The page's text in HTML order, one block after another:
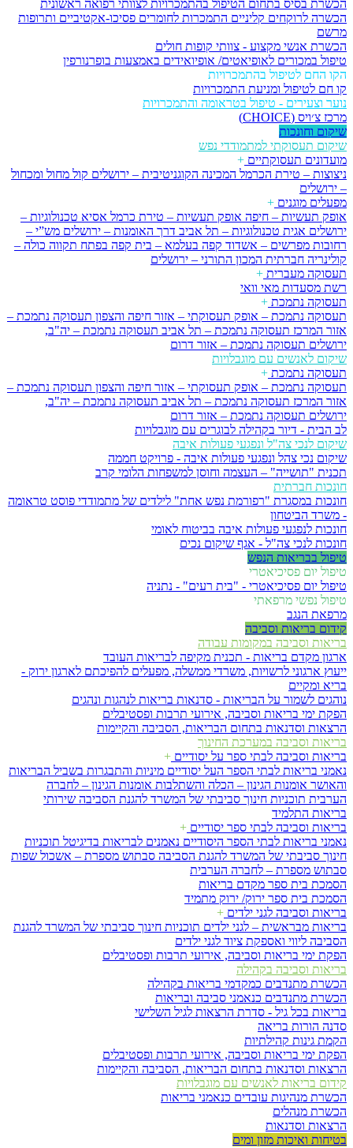
הכשרת בסיס בתחום הטיפול בהתמכרויות לצוותי רפואה ראשונית
הכשרה לרוקחים קליניים התמכרות לחומרים פסיכו-אקטיביים ותרופות
מרשם
הכשרת אנשי מקצוע - צוותי קופות חולים
טיפול במכורים לאופיאטים/ אופיואידים באמצעות בופרנורפין
הקו החם לטיפול בהתמכרויות
קו חם לטיפול ומניעת התמכרויות
נוער וצעירים - טיפול בטראומה והתמכרויות
מרכז צ׳ויס (CHOICE)
שיקום וחונכות
שיקום תעסוקתי למתמודדי נפש
מועדונים תעסוקתיים +
ניצוצות – טירת הכרמל המכינה הקוגניטיבית – ירושלים קול מחול ומכחול
– ירושלים
מפעלים מוגנים +
אופק תעשיות – חיפה אופק תעשיות – טירת כרמל אסיא טכנולוגיות –
ירושלים אגית טכנולוגיות – תל אביב דרך האומנות – ירושלים מש”י –
רחובות מפרשים – אשדוד קפה בעלמא – בית קפה בפתח תקווה כולה –
קולינריה חברתית המכון התורני – ירושלים
תעסוקה מעברית +
רשת מסעדות מאי וואי
תעסוקה נתמכת +
תעסוקה נתמכת – אופק תעסוקתי – אזור חיפה והצפון תעסוקה נתמכת –
אזור המרכז תעסוקה נתמכת – תל אביב תעסוקה נתמכת – יה"ב,
ירושלים תעסוקה נתמכת – אזור דרום
שיקום לאנשים עם מוגבלויות
תעסוקה נתמכת +
תעסוקה נתמכת – אופק תעסוקתי – אזור חיפה והצפון תעסוקה נתמכת –
אזור המרכז תעסוקה נתמכת – תל אביב תעסוקה נתמכת – יה"ב,
ירושלים תעסוקה נתמכת – אזור דרום
לב הבית - דיור בקהילה לבוגרים עם מוגבלויות
שיקום לנכי צה"ל ונפגעי פעולות איבה
שיקום נכי צהל ונפגעי פעולות איבה - פרויקט חממה
תכנית "תושייה" – העצמה וחוסן למשפחות הלומי קרב
חונכות חברתית
חונכות במסגרת "רפורמת נפש אחת" לילדים של מתמודדי פוסט טראומה
- משרד הביטחון
חונכות לנפגעי פעולות איבה בביטוח לאומי
חונכות לנכי צה"ל - אגף שיקום נכים
טיפול בבריאות הנפש
טיפול יום פסיכיאטרי
טיפול יום פסיכיאטרי - "בית רעים" - נתניה
טיפול נפשי מרפאתי
מרפאת הנגב
קידום בריאות וסביבה
בריאות וסביבה במקומות עבודה
ארגון מקדם בריאות - תכנית מקיפה לבריאות העובד
ייעוץ ארגוני לרשויות, משרדי ממשלה, מפעלים להפיכתם לארגון ירוק -
בריא ומקיים
נוהגים לשמור על הבריאות - סדנאות בריאות לנהגות ונהגים
הפקת ימי בריאות וסביבה, אירועי תרבות ופסטיבלים
הרצאות וסדנאות בתחום הבריאות, הסביבה והקיימות
בריאות וסביבה במערכת החינוך
בריאות וסביבה לבתי ספר על יסודיים +
נאמני בריאות לבתי הספר העל יסודיים מיניות והתבגרות בשביל הבריאות
והאושר אומנות הגינון – הכלה והשתלבות אומנות הגינון – לחברה
הערבית תוכניות חינוך סביבתי של המשרד להגנת הסביבה שירותי
בריאות התלמיד
בריאות וסביבה לבתי ספר יסודיים +
נאמני בריאות לבתי הספר היסודיים נאמנים לבריאות בדיגיטל תוכניות
חינוך סביבתי של המשרד להגנת הסביבה סבתוש מספרת – אשכול שפות
סבתוש מספרת – לחברה הערבית
הסמכת בית ספר מקדם בריאות
הסמכת בית ספר ירוק/ ירוק מתמיד
בריאות וסביבה לגני ילדים +
בריאות מבראשית – לגני ילדים תוכניות חינוך סביבתי של המשרד להגנת
הסביבה ליווי ואספקת ציוד לגני ילדים
הפקת ימי בריאות וסביבה, אירועי תרבות ופסטיבלים
בריאות וסביבה בקהילה
הכשרת מתנדבים כמקדמי בריאות בקהילה
הכשרת מתנדבים כנאמני סביבה ובריאות
בריאות בכל גיל - סדרת הרצאות לגיל השלישי
סדנה הורות בריאה
הקמת גינות קהילתיות
הפקת ימי בריאות וסביבה, אירועי תרבות ופסטיבלים
הרצאות וסדנאות בתחום הבריאות, הסביבה והקיימות
קידום בריאות לאנשים עם מוגבלויות
הכשרת מנהיגות עובדים כנאמני בריאות
הכשרת מנהלים
הרצאות וסדנאות
בטיחות ואיכות מזון ומים